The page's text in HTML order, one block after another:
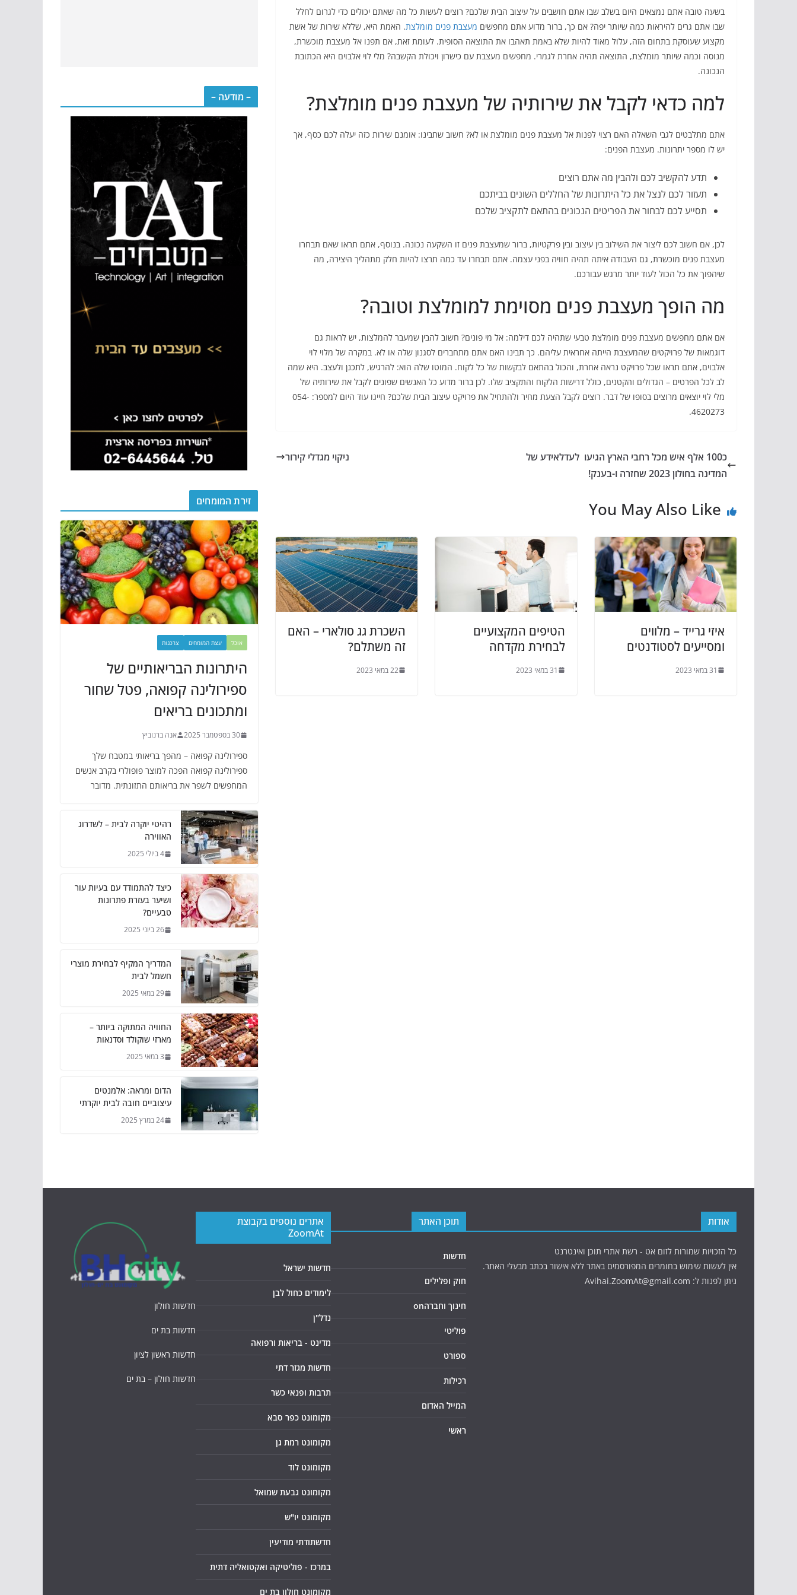
בשעה טובה אתם נמצאים היום בשלב שבו אתם חושבים על עיצוב הבית שלכם? רוצים לעשות כל מה שאתם יכולים כדי לגרום לחלל
שבו אתם גרים להיראות כמה שיותר יפה? אם כך, ברור מדוע אתם מחפשים מעצבת פנים מומלצת. האמת היא, שללא שירות של אשת
מקצוע שעוסקת בתחום הזה, עלול מאוד להיות שלא באמת תאהבו את התוצאה הסופית. לעומת זאת, אם תפנו אל מעצבת מוכשרת,
מנוסה וכמה שיותר מומלצת, התוצאה תהיה אחרת לגמרי. מחפשים מעצבת עם כישרון ויכולת הקשבה? מלי לוי אלבוים היא הכתובת
הנכונה.
למה כדאי לקבל את שירותיה של מעצבת פנים מומלצת?
אתם מתלבטים לגבי השאלה האם רצוי לפנות אל מעצבת פנים מומלצת או לא? חשוב שתבינו: אומנם שירות כזה יעלה לכם כסף, אך
יש לו מספר יתרונות. מעצבת הפנים:
תדע להקשיב לכם ולהבין מה אתם רוצים
תעזור לכם לנצל את כל היתרונות של החללים השונים בביתכם
תסייע לכם לבחור את הפריטים הנכונים בהתאם לתקציב שלכם
לכן, אם חשוב לכם ליצור את השילוב בין עיצוב ובין פרקטיות, ברור שמעצבת פנים זו השקעה נכונה. בנוסף, אתם תראו שאם תבחרו
מעצבת פנים מוכשרת, גם העבודה איתה תהיה חוויה בפני עצמה. אתם תבחרו עד כמה תרצו להיות חלק מתהליך היצירה, מה
שיהפוך את כל הכול לעוד יותר מרגש עבורכם.
מה הופך מעצבת פנים מסוימת למומלצת וטובה?
אם אתם מחפשים מעצבת פנים מומלצת טבעי שתהיה לכם דילמה: אל מי פונים? חשוב להבין שמעבר להמלצות, יש לראות גם
דוגמאות של פרויקטים שהמעצבת הייתה אחראית עליהם. כך תבינו האם אתם מתחברים לסגנון שלה או לא. במקרה של מלוי לוי
אלבוים, אתם תראו שכל פרויקט נראה אחרת, והכול בהתאם לבקשות של כל לקוח. המוטו שלה הוא: להרגיש, לתכנן ולעצב. היא שמה
לב לכל הפרטים – הגדולים והקטנים, כולל דרישות הלקוח והתקציב שלו. לכן ברור מדוע כל האנשים שפונים לקבל את שירותיה של
מלי לוי יוצאים מרוצים בסופו של דבר. רוצים לקבל הצעת מחיר ולהתחיל את פרויקט עיצוב הבית שלכם? חייגו עוד היום למספר: 054-
4620273.
כ100 אלף איש מכל רחבי הארץ הגיעו לעדלאידע של
המדינה בחולון 2023 שחזרה ו-בענק!
ניקוי מגדלי קירור
You May Also Like
איזי גרייד – מלווים
ומסייעים לסטודנטים
31 במאי 2023
הטיפים המקצועיים
לבחירת מקדחה
31 במאי 2023
השכרת גג סולארי – האם
זה משתלם?
22 במאי 2023
– מודעה –
זירת המומחים
אוכל עצת המומחים צרכנות
היתרונות הבריאותיים של
ספירולינה קפואה, פטל שחור
ומתכונים בריאים
30 בספטמבר 2025 אנה ברנוביץ
ספירולינה קפואה – מהפך בריאותי במטבח שלך
ספירולינה קפואה הפכה למוצר פופולרי בקרב אנשים
המחפשים לשפר את בריאותם התזונתית. מדובר
רהיטי יוקרה לבית – לשדרוג
האווירה
4 ביולי 2025
כיצד להתמודד עם בעיות עור
ושיער בעזרת פתרונות
טבעיים?
26 ביוני 2025
המדריך המקיף לבחירת מוצרי
חשמל לבית
29 במאי 2025
החוויה המתוקה ביותר –
מארזי שוקולד וסדנאות
3 במאי 2025
הדום ומראה: אלמנטים
עיצוביים חובה לבית יוקרתי
24 במרץ 2025
אודות
כל הזכויות שמורות לזום אט - רשת אתרי תוכן ואינטרנט
אין לעשות שימוש בחומרים המפורסמים באתר ללא אישור בכתב מבעלי האתר.
ניתן לפנות ל: Avihai.ZoomAt@gmail.com
תוכן האתר
חדשות
חוק ופלילים
חינוך וחברהon
פוליטי
ספורט
רכילות
המייל האדום
ראשי
אתרים נוספים בקבוצת
ZoomAt
חדשות ישראל
לימודים כחול לבן
נדל"ן
מדינט - בריאות ורפואה
חדשות מגזר דתי
תרבות ופנאי כשר
מקומונט כפר סבא
מקומונט רמת גן
מקומונט לוד
מקומונט גבעת שמואל
מקומונט יו"ש
חדשתודתי מודיעין
במרכז - פוליטיקה ואקטואליה דתית
מקומונט חולון בת ים
חדשות חולון
חדשות בת ים
חדשות ראשון לציון
חדשות חולון – בת ים